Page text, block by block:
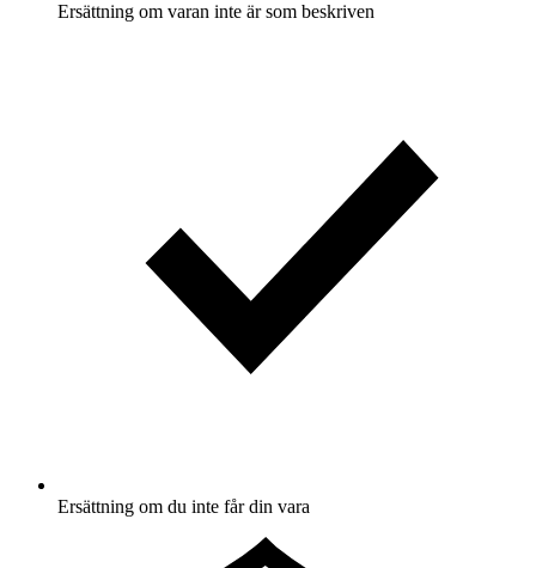
Ersättning om varan inte är som beskriven
Ersättning om du inte får din vara